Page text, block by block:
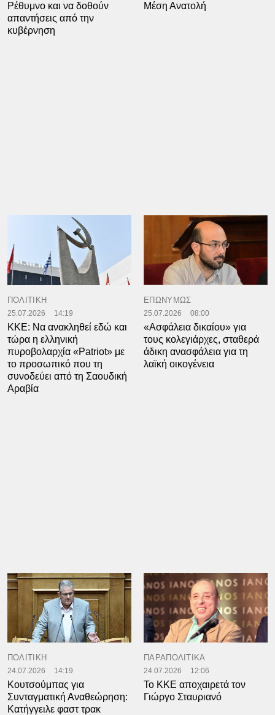
Ρέθυμνο και να δοθούν
απαντήσεις από την
κυβέρνηση
Μέση Ανατολή
ΠΟΛΙΤΙΚΗ
25.07.2026 14:19
ΚΚΕ: Να ανακληθεί εδώ και
τώρα η ελληνική
πυροβολαρχία «Patriot» με
το προσωπικό που τη
συνοδεύει από τη Σαουδική
Αραβία
ΕΠΩΝΥΜΩΣ
25.07.2026 08:00
«Ασφάλεια δικαίου» για
τους κολεγιάρχες, σταθερά
άδικη ανασφάλεια για τη
λαϊκή οικογένεια
ΠΟΛΙΤΙΚΗ
24.07.2026 14:19
Κουτσούμπας για
Συνταγματική Αναθεώρηση:
Κατήγγειλε φαστ τρακ
ΠΑΡΑΠΟΛΙΤΙΚΑ
24.07.2026 12:06
Το ΚΚΕ αποχαιρετά τον
Γιώργο Σταυριανό